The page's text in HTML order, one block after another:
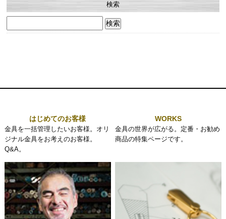
検索
索:
はじめてのお客様
金具を一括管理したいお客様。オリ
ジナル金具をお考えのお客様。
Q&A。
WORKS
金具の世界が広がる。定番・お勧め
商品の特集ページです。